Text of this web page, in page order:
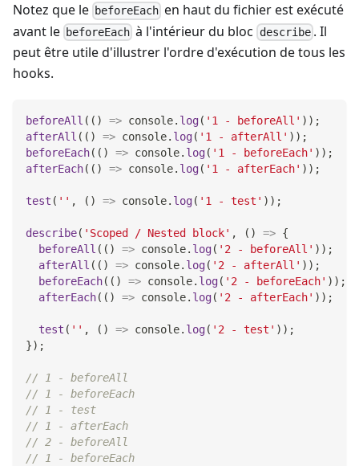
Notez que le beforeEach en haut du fichier est exécuté
avant le beforeEach à l'intérieur du bloc describe. Il
peut être utile d'illustrer l'ordre d'exécution de tous les
hooks.
beforeAll ( ( ) => console. log( '1 - beforeAll' ) ) ;
afterAll ( ( ) => console. log( '1 - afterAll' ) ) ;
beforeEach( ( ) => console. log( '1 - beforeEach' ) ) ;
afterEach( ( ) => console. log( '1 - afterEach' ) ) ;
test ( '' , ( ) => console. log( '1 - test' ) ) ;
describe( 'Scoped / Nested block' , ( ) => {
beforeAll ( ( ) => console. log( '2 - beforeAll' ) ) ;
afterAll ( ( ) => console. log( '2 - afterAll' ) ) ;
beforeEach( ( ) => console. log( '2 - beforeEach' ) ) ;
afterEach( ( ) => console. log( '2 - afterEach' ) ) ;
test ( '' , ( ) => console. log( '2 - test' ) ) ;
}) ;
// 1 - beforeAll
// 1 - beforeEach
// 1 - test
// 1 - afterEach
// 2 - beforeAll
// 1 - beforeEach